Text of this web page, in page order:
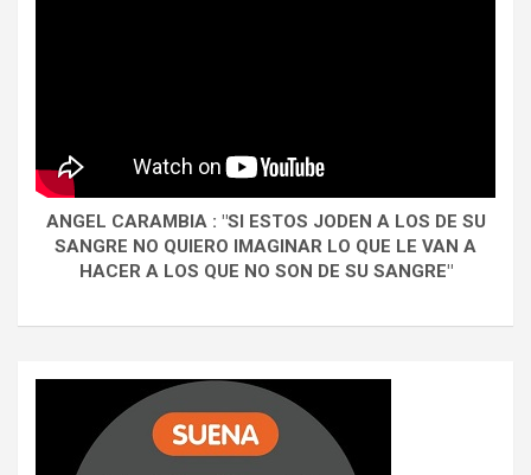
ANGEL CARAMBIA : "SI ESTOS JODEN A LOS DE SU
SANGRE NO QUIERO IMAGINAR LO QUE LE VAN A
HACER A LOS QUE NO SON DE SU SANGRE"